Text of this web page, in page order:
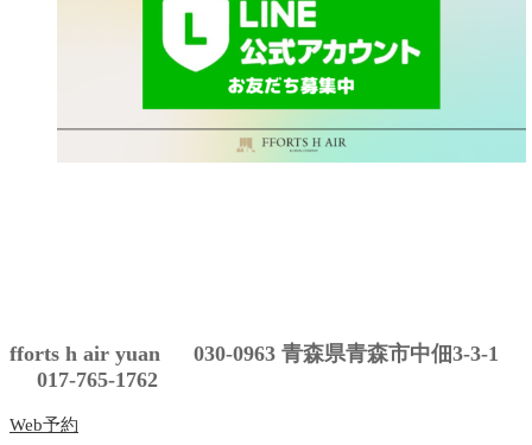
fforts h air yuan 030-0963 青森県青森市中佃3-3-1
017-765-1762
Web予約